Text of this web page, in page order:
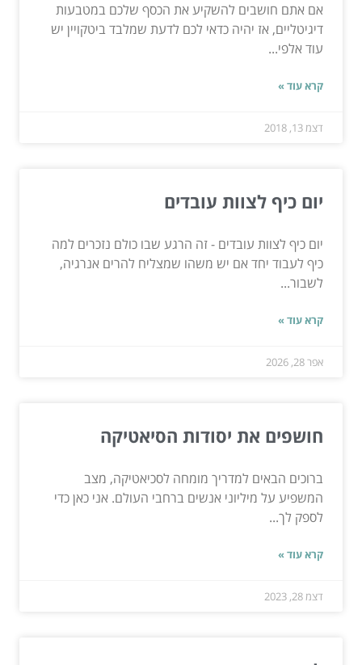
אם אתם חושבים להשקיע את הכסף שלכם במטבעות
דיגיטליים, אז יהיה כדאי לכם לדעת שמלבד ביטקויין יש
עוד אלפי...
קרא עוד »
דצמ 13, 2018
יום כיף לצוות עובדים
יום כיף לצוות עובדים - זה הרגע שבו כולם נזכרים למה
כיף לעבוד יחד אם יש משהו שמצליח להרים אנרגיה,
לשבור...
קרא עוד »
אפר 28, 2026
חושפים את יסודות הסיאטיקה
ברוכים הבאים למדריך מומחה לסכיאטיקה, מצב
המשפיע על מיליוני אנשים ברחבי העולם. אני כאן כדי
לספק לך...
קרא עוד »
דצמ 28, 2023